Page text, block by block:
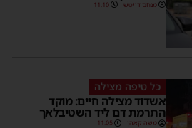
מנחם דויטש 11:10
כל טיפה מצילה
אשדוד מצילה חיים: מוקד
התרמת דם ליד השטיבלאך
משה קאהן 11:05